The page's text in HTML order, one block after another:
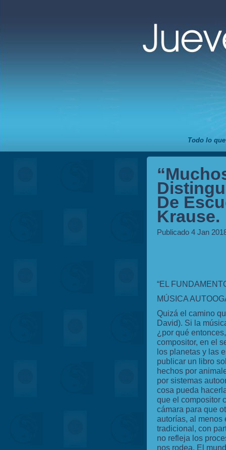
Todo lo
De
Krause.
Publicado 4 Jan
“EL
MÚSICA
Quizá el camino
David). Si la
¿por qué
compositor, en el
los planetas y las
publicar un libro
hechos por
por sistemas
cosa pueda
que el compositor
cámara para que
autorías, al menos
tradicional, con
no refleja los
nos rodea. El